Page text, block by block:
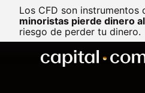
Los CFD son
minoristas pierde dinero
riesgo de perder tu dinero.